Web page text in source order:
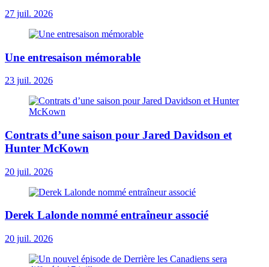
27 juil. 2026
Une entresaison mémorable
23 juil. 2026
Contrats d’une saison pour Jared Davidson et
Hunter McKown
20 juil. 2026
Derek Lalonde nommé entraîneur associé
20 juil. 2026